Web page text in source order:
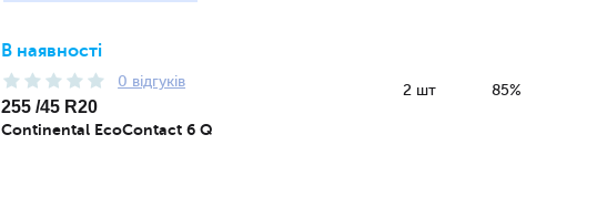
В наявності
0 відгуків
255 /45 R20
Continental EcoContact 6 Q
2 шт 85%